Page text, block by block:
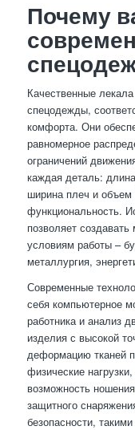
Почему
Качественные
спецодежды,
комфорта. Они
равномерное
ограничений
каждая деталь:
ширина плеч и объем
функциональность.
позволяет
условиям работы –
металлургия,
Современные
себя компьютерное
работника и анализ
изделия с высокой
деформацию тканей
физические
возможность
защитного
безопасности,